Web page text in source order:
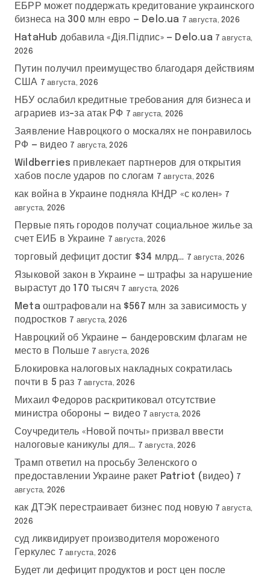
ЕБРР может поддержать кредитование украинского
бизнеса на 300 млн евро — Delo.ua 7 августа, 2026
HataHub добавила «Дія.Підпис» — Delo.ua 7 августа,
2026
Путин получил преимущество благодаря действиям
США 7 августа, 2026
НБУ ослабил кредитные требования для бизнеса и
аграриев из-за атак РФ 7 августа, 2026
Заявление Навроцкого о москалях не понравилось
РФ — видео 7 августа, 2026
Wildberries привлекает партнеров для открытия
хабов после ударов по слогам 7 августа, 2026
как война в Украине подняла КНДР «с колен» 7
августа, 2026
Первые пять городов получат социальное жилье за
счет ЕИБ в Украине 7 августа, 2026
торговый дефицит достиг $34 млрд… 7 августа, 2026
Языковой закон в Украине — штрафы за нарушение
вырастут до 170 тысяч 7 августа, 2026
Meta оштрафовали на $567 млн за зависимость у
подростков 7 августа, 2026
Навроцкий об Украине — бандеровским флагам не
место в Польше 7 августа, 2026
Блокировка налоговых накладных сократилась
почти в 5 раз 7 августа, 2026
Михаил Федоров раскритиковал отсутствие
министра обороны — видео 7 августа, 2026
Соучредитель «Новой почты» призвал ввести
налоговые каникулы для… 7 августа, 2026
Трамп ответил на просьбу Зеленского о
предоставлении Украине ракет Patriot (видео) 7
августа, 2026
как ДТЭК перестраивает бизнес под новую 7 августа,
2026
суд ликвидирует производителя мороженого
Геркулес 7 августа, 2026
Будет ли дефицит продуктов и рост цен после